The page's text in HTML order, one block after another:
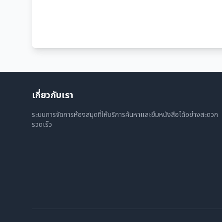
เกี่ยวกับเรา
ระบบการจัดการห้องสมุดที่ให้บริการค้นหาและยืมหนังสือได้อย่างสะดวก
รวดเร็ว